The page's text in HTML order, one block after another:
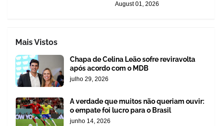
August 01, 2026
Mais Vistos
Chapa de Celina Leão sofre reviravolta
após acordo com o MDB
julho 29, 2026
A verdade que muitos não queriam ouvir:
o empate foi lucro para o Brasil
junho 14, 2026